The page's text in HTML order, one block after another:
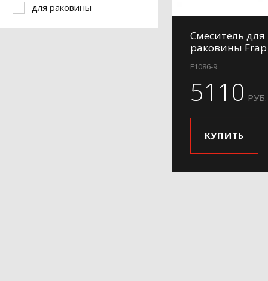
для раковины
Смеситель для
раковины Frap
F1086-9
5110 РУБ.
КУПИТЬ